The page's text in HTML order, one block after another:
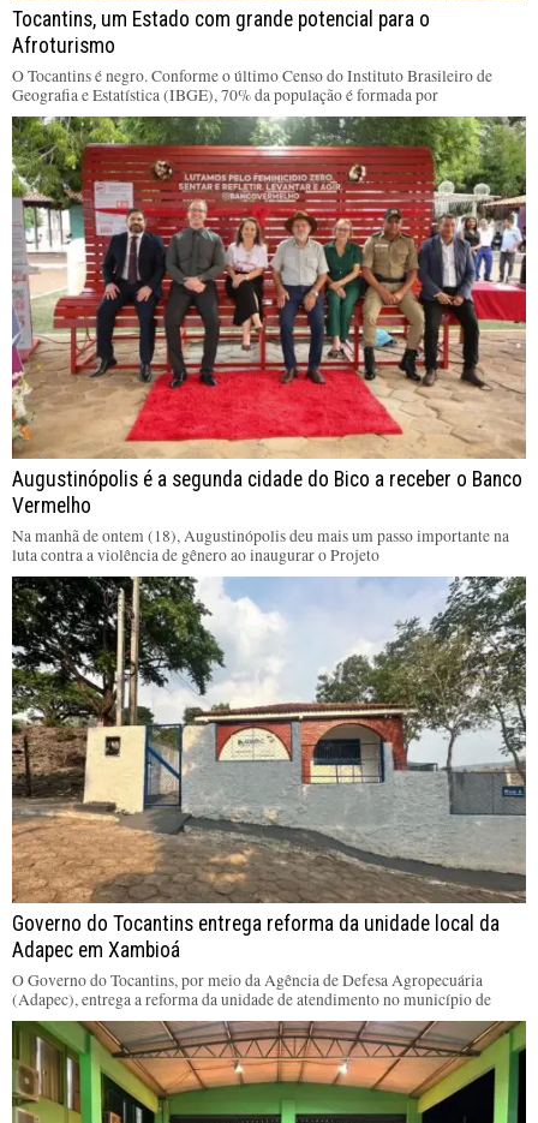
Tocantins, um Estado com grande potencial para o
Afroturismo
O Tocantins é negro. Conforme o último Censo do Instituto Brasileiro de
Geografia e Estatística (IBGE), 70% da população é formada por
Augustinópolis é a segunda cidade do Bico a receber o Banco
Vermelho
Na manhã de ontem (18), Augustinópolis deu mais um passo importante na
luta contra a violência de gênero ao inaugurar o Projeto
Governo do Tocantins entrega reforma da unidade local da
Adapec em Xambioá
O Governo do Tocantins, por meio da Agência de Defesa Agropecuária
(Adapec), entrega a reforma da unidade de atendimento no município de